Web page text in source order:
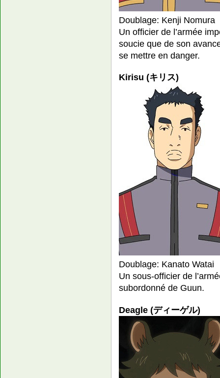
Doublage: Kenji Nomura
Un officier de l’armée
soucie que de son
se mettre en danger.
Kirisu (キリス)
Doublage: Kanato Watai
Un sous-officier de
subordonné de Guun.
Deagle (ディーゲル)